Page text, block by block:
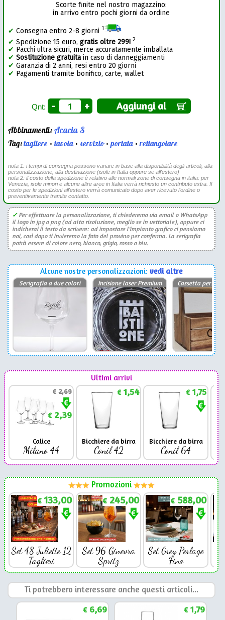
Scorte finite nel nostro magazzino:
in arrivo entro pochi giorni da ordine
✔ Consegna entro 2-8 giorni 1
✔ Spedizione 15 euro,gratis oltre 299! 2
✔ Pacchi ultra sicuri, merce accuratamente imballata
✔ Sostituzione gratuitain caso di danneggiamenti
✔ Garanzia di 2 anni, resi entro 20 giorni
✔ Pagamenti tramite bonifico, carte, wallet
Qnt: - + Aggiungi al
Abbinamenti:Acacia S
Tag:tagliere •tavola•servizio•portata•rettangolare
nota 1: i tempi di consegna possono variare in base alla disponibilità degli articoli, alla
personalizzazione, alla destinazione (isole in Italia oppure se all'estero)
nota 2: il costo della spedizione è relativo alle normali zone di consegna in italia: per
Venezia, isole minori e alcune altre aree in Italia verrà richiesto un contributo extra. Il
costo per le spedizioni all'estero verrà comunicato dopo aver ricevuto l'ordine o
preventivamente tramite contatto.
✓Per effettuare la personalizzazione, ti chiederemo via email o WhatsApp
il logo in jpg o png (ad alta risoluzione, meglio se in vettoriale), oppure ci
indicherai il testo da scrivere: ad impostare l'impianto grafico ci pensiamo
noi, così dopo ti invieremo la foto del provino per conferma. La serigrafia
potrà essere di colore nero, bianco, grigio, rosso o blu.
Alcune nostre personalizzazioni: vedi altre
Serigrafia a due colori Incisione laser Premium Cassetta
Ultimi arrivi
€2,69
€2,39
Calice
Milano 44
€1,54
Bicchiere da birra
Conil 42
€1,75
Bicchiere da birra
Conil 64
Promozioni
€ 133,00
Set 48 Juliette 12
Taglieri
€ 245,00
Set 96 Ginevra
Spritz
€ 588,00
Set Grey Perlage
Fino
Ti potrebbero interessare anche questi articoli...
€6,69 €1,79